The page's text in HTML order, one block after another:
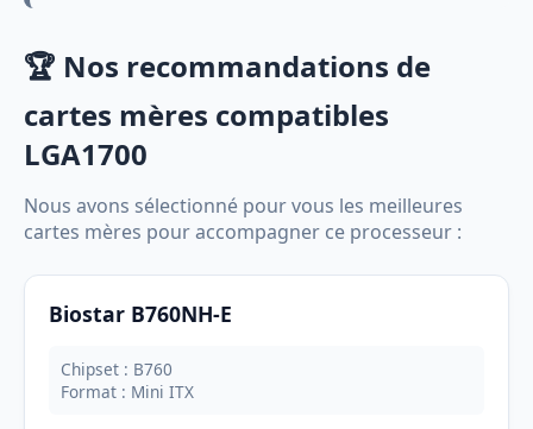
🏆 Nos recommandations de
cartes mères compatibles
LGA1700
Nous avons sélectionné pour vous les meilleures
cartes mères pour accompagner ce processeur :
Biostar B760NH-E
Chipset : B760
Format : Mini ITX